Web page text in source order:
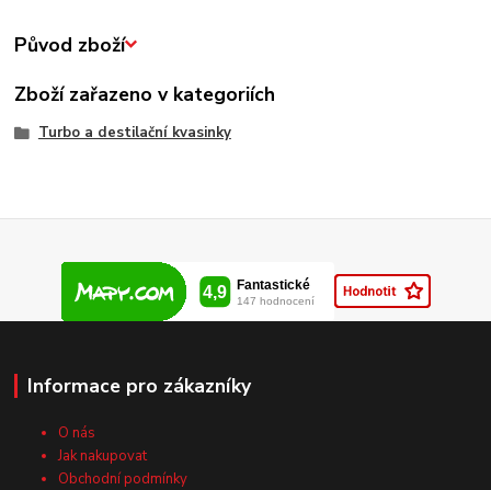
Původ zboží
Zboží zařazeno v kategoriích
Turbo a destilační kvasinky
Informace pro zákazníky
O nás
Jak nakupovat
Obchodní podmínky